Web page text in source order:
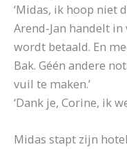
‘Midas, ik hoop niet
Arend-Jan handelt
wordt betaald. En
Bak. Géén andere
vuil te maken.’
‘Dank je, Corine, ik
Midas stapt zijn